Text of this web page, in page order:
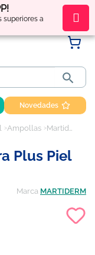
superiores a
tus compras

Novedades
Ampollas Martiderm Proteos Hydra Plus piel seca, 30 ampollas
Plus Piel
Marca MARTIDERM